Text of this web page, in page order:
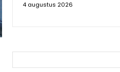
4 augustus 2026